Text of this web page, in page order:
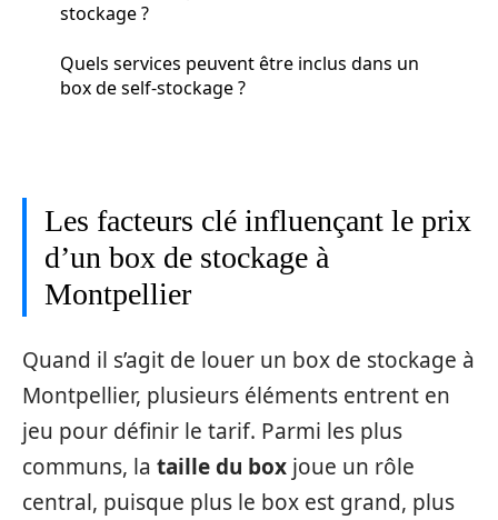
stockage ?
Quels services peuvent être inclus dans un
box de self-stockage ?
Les facteurs clé influençant le prix
d’un box de stockage à
Montpellier
Quand il s’agit de louer un box de stockage à
Montpellier, plusieurs éléments entrent en
jeu pour définir le tarif. Parmi les plus
communs, la taille du box joue un rôle
central, puisque plus le box est grand, plus